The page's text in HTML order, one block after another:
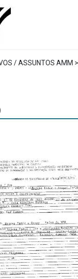
de
/ ASSUNTOS AMM >